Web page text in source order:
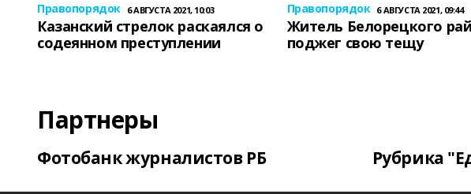
Правопорядок 6 АВГУСТА 2021, 10:03
Казанский стрелок раскаялся о
содеянном преступлении
Правопорядок 6 АВГУСТА 2021, 09:44
Житель Белорецкого
поджег свою тещу
Партнеры
Фотобанк журналистов РБ Рубрика